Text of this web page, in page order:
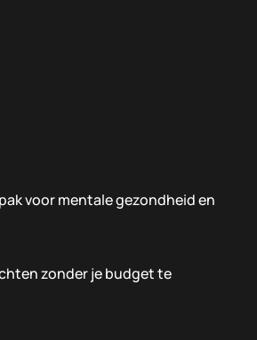
voor mentale gezondheid en
zonder je budget te